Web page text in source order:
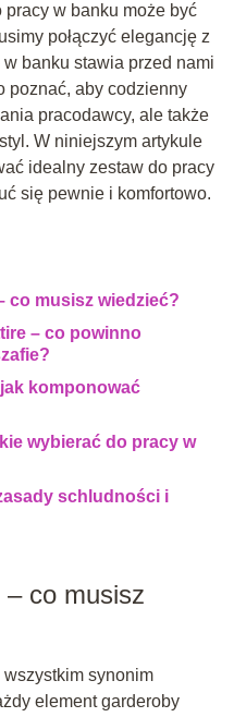
w banku może być
połączyć elegancję z
banku stawia przed nami
poznać, aby codzienny
pracodawcy, ale także
W niniejszym artykule
idealny zestaw do pracy
się pewnie i komfortowo.
co musisz wiedzieć?
– co powinno
komponować
wybierać do pracy w
schludności i
co musisz
synonim
element garderoby